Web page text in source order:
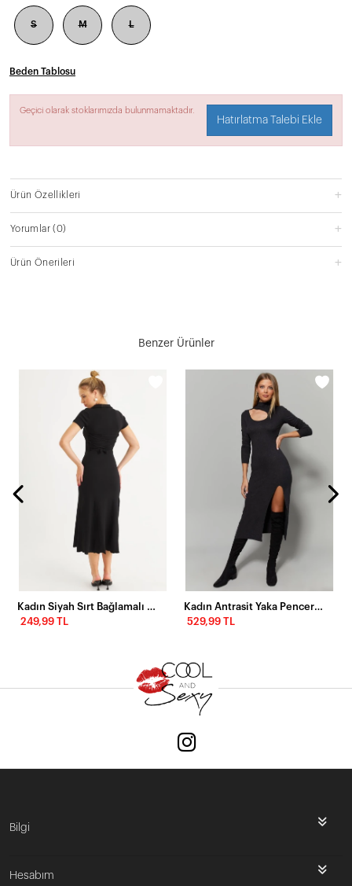
S M L
Beden Tablosu
Geçici olarak stoklarımızda bulunmamaktadır.
Hatırlatma Talebi Ekle
Ürün Özellikleri
Yorumlar(0)
Ürün Önerileri
Benzer Ürünler
Kadın Siyah Sırt Bağlamalı Kaşkorse Midi Elbise MFRY0001
249,99 TL
Kadın Antrasit Yaka Pencereli Yırtmaçlı Elbise Yİ1984
529,99 TL
Bilgi
Hesabım